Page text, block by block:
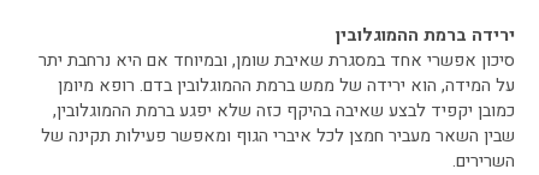
ירידה ברמת ההמוגלובין
סיכון אפשרי אחד במסגרת שאיבת שומן, ובמיוחד אם היא נרחבת יתר
על המידה, הוא ירידה של ממש ברמת ההמוגלובין בדם. רופא מיומן
כמובן יקפיד לבצע שאיבה בהיקף כזה שלא יפגע ברמת ההמוגלובין,
שבין השאר מעביר חמצן לכל איברי הגוף ומאפשר פעילות תקינה של
השרירים.